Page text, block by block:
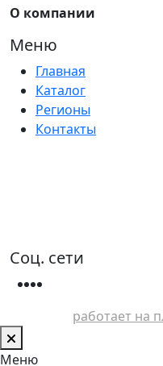
О компании
Меню
Главная
Каталог
Регионы
Контакты
Соц. сети
работает на
Меню